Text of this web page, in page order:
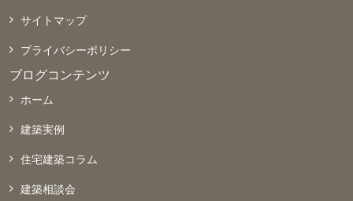
サイトマップ
プライバシーポリシー
ブログコンテンツ
ホーム
建築実例
住宅建築コラム
建築相談会